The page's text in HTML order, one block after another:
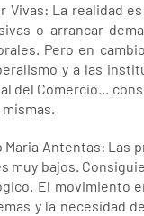
Vivas: La realidad
o arrancar
Pero en
y a las
del Comercio...
mismas.
Maria Antentas: Las
muy bajos.
El movimiento
y la necesidad